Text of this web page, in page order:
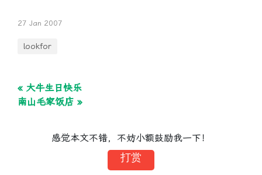
27 Jan 2007
lookfor
« 大牛生日快乐
南山毛家饭店 »
感觉本文不错，不妨小额鼓励我一下！
打赏